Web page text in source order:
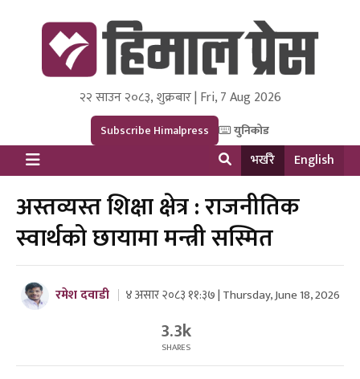
Himal Press
Dot NewsyNepal Media and Research Pvt Ltd.
२२ साउन २०८३, शुक्रबार | Fri, 7 Aug 2026
Subscribe Himalpress युनिकोड
भर्खरै English
अस्तव्यस्त शिक्षा क्षेत्र : राजनीतिक
स्वार्थको छायामा मन्त्री सस्मित
रमेश दवाडी ४ असार २०८३ ११:३७ | Thursday, June 18, 2026
3.3k
SHARES